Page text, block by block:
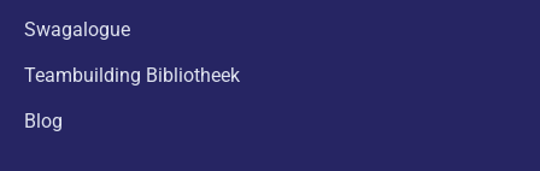
Swagalogue
Teambuilding Bibliotheek
Blog